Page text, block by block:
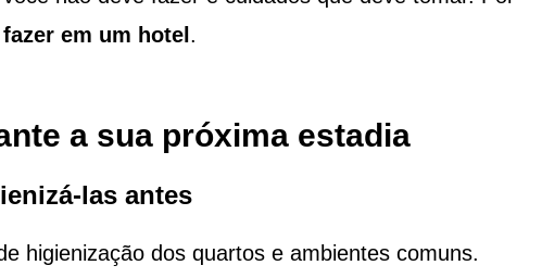
em um hotel .
a sua próxima estadia
las antes
higienização dos quartos e ambientes comuns.